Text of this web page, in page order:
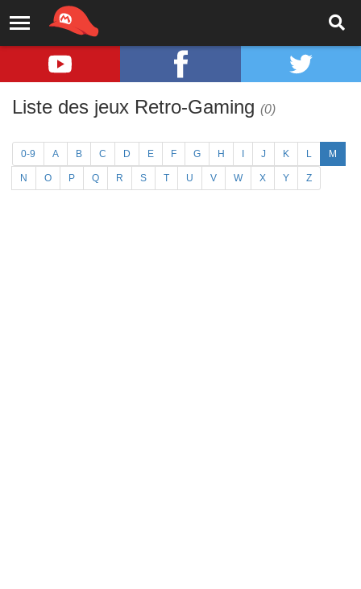
Liste des jeux Retro-Gaming (0)
0-9 A B C D E F G H J K L M
N O P Q R S T U V W X Y Z